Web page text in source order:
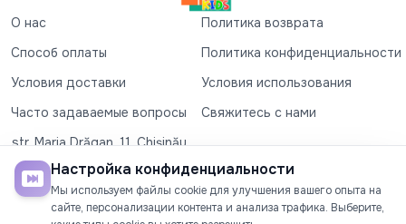
О нас
Политика возврата
Способ оплаты
Политика конфиденциальности
Условия доставки
Условия использования
Часто задаваемые вопросы
Свяжитесь с нами
str. Maria Drăgan, 11, Chișinău
+37360327279
©2026Numina Kids. Все права защищены
Настройка конфиденциальности
Мы используем файлы cookie для улучшения вашего опыта на
сайте, персонализации контента и анализа трафика. Выберите,